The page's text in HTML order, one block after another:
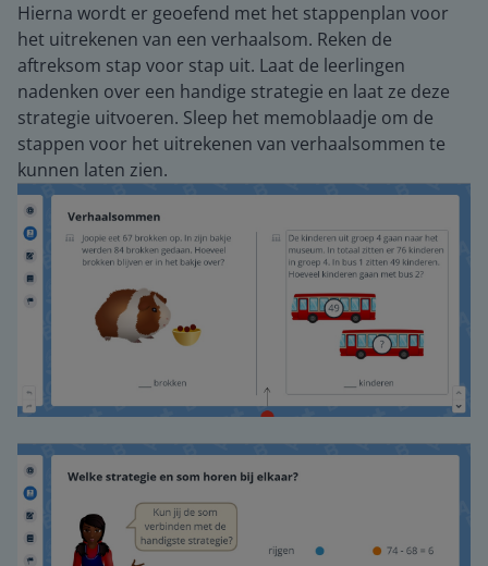
Hierna wordt er geoefend met het stappenplan voor
het uitrekenen van een verhaalsom. Reken de
aftreksom stap voor stap uit. Laat de leerlingen
nadenken over een handige strategie en laat ze deze
strategie uitvoeren. Sleep het memoblaadje om de
stappen voor het uitrekenen van verhaalsommen te
kunnen laten zien.